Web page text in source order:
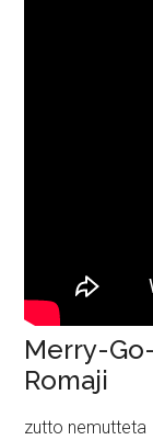
Merry-
Romaji
zutto nemutteta